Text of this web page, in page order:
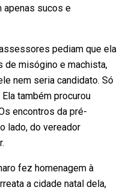
apenas sucos e
pediam que ela
de misógino e machista,
nem seria candidato. Só
também procurou
encontros da pré-
lado, do vereador
fez homenagem à
a cidade natal dela,